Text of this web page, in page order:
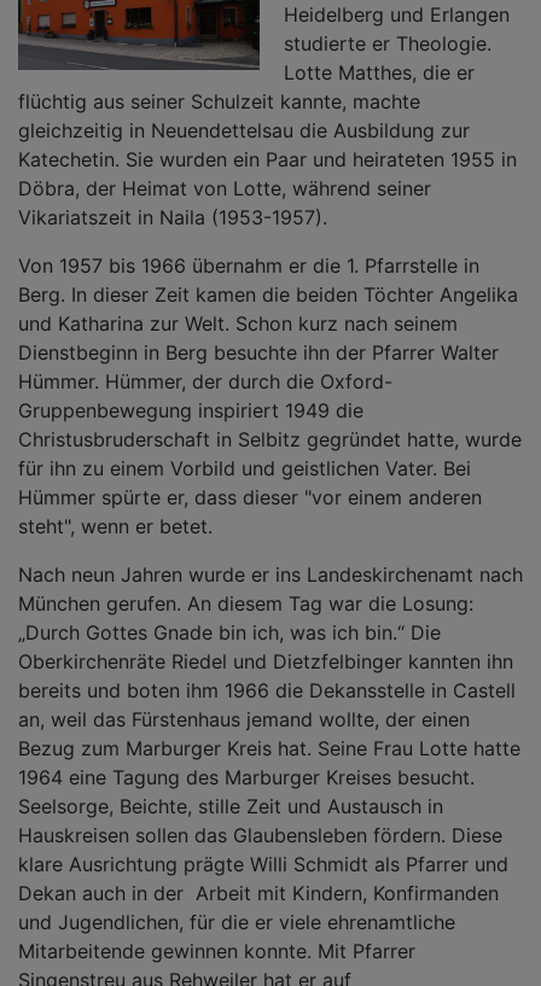
Heidelberg und Erlangen
studierte er Theologie.
Lotte Matthes, die er
flüchtig aus seiner Schulzeit kannte, machte
gleichzeitig in Neuendettelsau die Ausbildung zur
Katechetin. Sie wurden ein Paar und heirateten 1955 in
Döbra, der Heimat von Lotte, während seiner
Vikariatszeit in Naila (1953-1957).
Von 1957 bis 1966 übernahm er die 1. Pfarrstelle in
Berg. In dieser Zeit kamen die beiden Töchter Angelika
und Katharina zur Welt. Schon kurz nach seinem
Dienstbeginn in Berg besuchte ihn der Pfarrer Walter
Hümmer. Hümmer, der durch die Oxford-
Gruppenbewegung inspiriert 1949 die
Christusbruderschaft in Selbitz gegründet hatte, wurde
für ihn zu einem Vorbild und geistlichen Vater. Bei
Hümmer spürte er, dass dieser "vor einem anderen
steht", wenn er betet.
Nach neun Jahren wurde er ins Landeskirchenamt nach
München gerufen. An diesem Tag war die Losung:
„Durch Gottes Gnade bin ich, was ich bin.“ Die
Oberkirchenräte Riedel und Dietzfelbinger kannten ihn
bereits und boten ihm 1966 die Dekansstelle in Castell
an, weil das Fürstenhaus jemand wollte, der einen
Bezug zum Marburger Kreis hat. Seine Frau Lotte hatte
1964 eine Tagung des Marburger Kreises besucht.
Seelsorge, Beichte, stille Zeit und Austausch in
Hauskreisen sollen das Glaubensleben fördern. Diese
klare Ausrichtung prägte Willi Schmidt als Pfarrer und
Dekan auch in der Arbeit mit Kindern, Konfirmanden
und Jugendlichen, für die er viele ehrenamtliche
Mitarbeitende gewinnen konnte. Mit Pfarrer
Singenstreu aus Rehweiler hat er auf